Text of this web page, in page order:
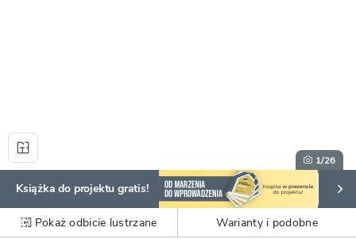
1/26
Książka do projektu gratis!
Pokaż odbicie lustrzane Warianty i podobne